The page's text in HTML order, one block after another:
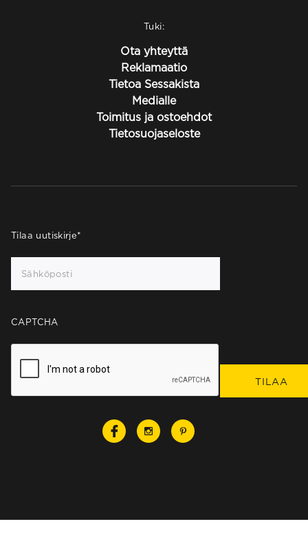
Tuki:
Ota yhteyttä
Reklamaatio
Tietoa Sessakista
Medialle
Toimitus ja ostoehdot
Tietosuojaseloste
Tilaa uutiskirje*
CAPTCHA